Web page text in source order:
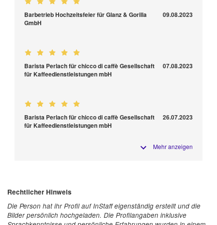
Barbetrieb Hochzeitsfeier für Glanz & Gorilla
GmbH
09.08.2023
Barista Perlach für chicco di caffè Gesellschaft
für Kaffeedienstleistungen mbH
07.08.2023
Barista Perlach für chicco di caffè Gesellschaft
für Kaffeedienstleistungen mbH
26.07.2023
Mehr anzeigen
Rechtlicher Hinweis
Die Person hat ihr Profil auf InStaff eigenständig erstellt und die
Bilder persönlich hochgeladen. Die Profilangaben inklusive